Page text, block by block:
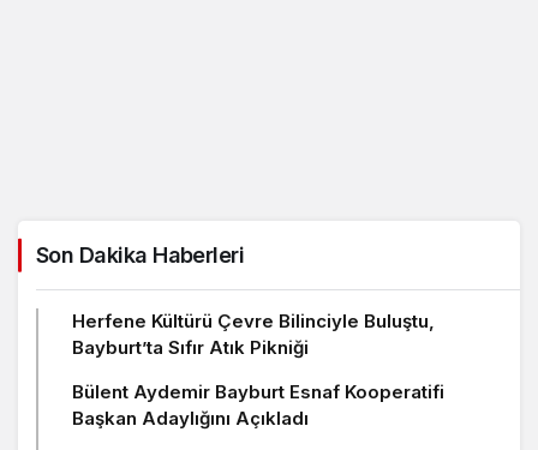
Son Dakika Haberleri
Herfene Kültürü Çevre Bilinciyle Buluştu,
Bayburt’ta Sıfır Atık Pikniği
Bülent Aydemir Bayburt Esnaf Kooperatifi
Başkan Adaylığını Açıkladı